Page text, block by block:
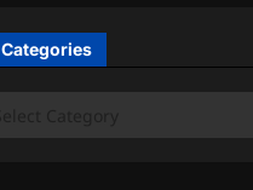
Categories